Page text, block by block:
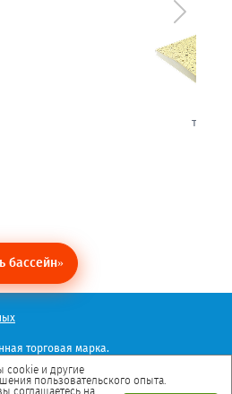
бассейн»
торговая марка.
cookie и другие
пользовательского опыта.
соглашаетесь на